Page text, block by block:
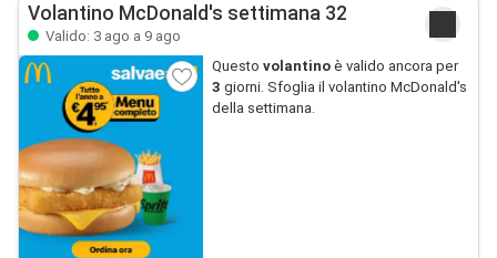
Volantino McDonald's settimana 32
Valido: 3 ago a 9 ago
Questo volantinoè valido ancora per
3 giorni. Sfoglia il volantino McDonald's
della settimana.